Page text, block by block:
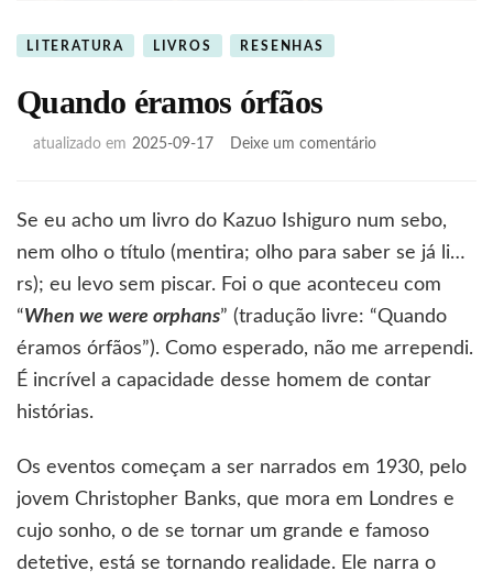
LITERATURA LIVROS RESENHAS
Quando éramos órfãos
atualizado em 2025-09-17 Deixe um comentárioem
Se eu acho um livro do Kazuo Ishiguro num sebo,
nem olho o título (mentira; olho para saber se já li…
rs); eu levo sem piscar. Foi o que aconteceu com
“When we were orphans” (tradução livre: “Quando
éramos órfãos”). Como esperado, não me arrependi.
É incrível a capacidade desse homem de contar
histórias.
Os eventos começam a ser narrados em 1930, pelo
jovem Christopher Banks, que mora em Londres e
cujo sonho, o de se tornar um grande e famoso
detetive, está se tornando realidade. Ele narra o